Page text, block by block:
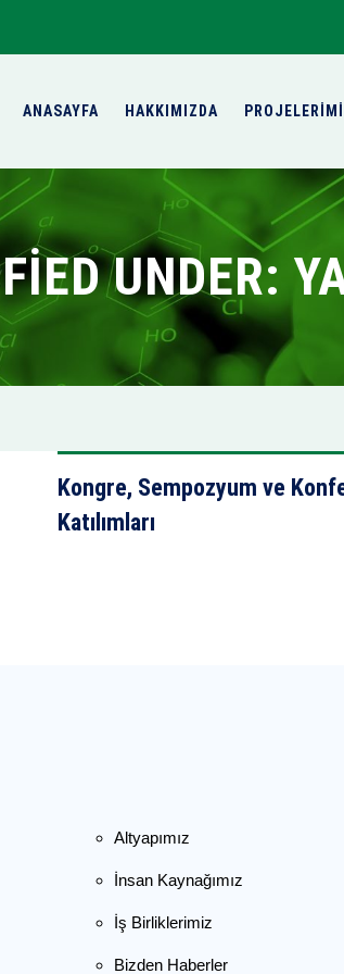
ANASAYFA HAKKIMIZDA
UNDER:
Kongre, Sempozyum ve
Katılımları
Altyapımız
İnsan Kaynağımız
İş Birliklerimiz
Bizden Haberler